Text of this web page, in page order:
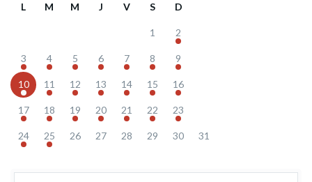
L M M J V S D
1 2
3 4 5 6 7 8 9
10 11 12 13 14 15 16
17 18 19 20 21 22 23
24 25 26 27 28 29 30 31